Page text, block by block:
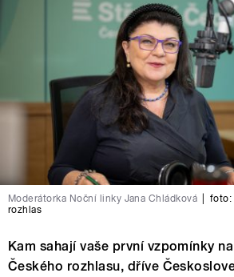
Moderátorka Noční linky Jana Chládková foto:
rozhlas
Kam sahají vaše první vzpomínky
Českého rozhlasu, dříve